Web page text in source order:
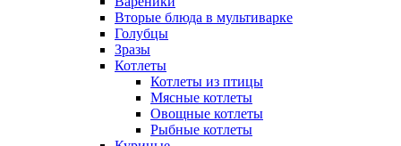
Вторые блюда в мультиварке
Голубцы
Зразы
Котлеты
Котлеты из птицы
Мясные котлеты
Овощные котлеты
Рыбные котлеты